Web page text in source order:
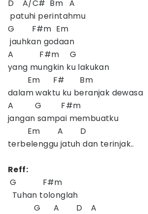
D A/C# Bm A
patuhi perintahmu
G F#m Em
jauhkan godaan
A F#m G
yang mungkin ku lakukan
Em F# Bm
dalam waktu ku beranjak dewasa
A G F#m
jangan sampai membuatku
Em A D
terbelenggu jatuh dan terinjak..
Reff:
G F#m
Tuhan tolonglah
G A D A